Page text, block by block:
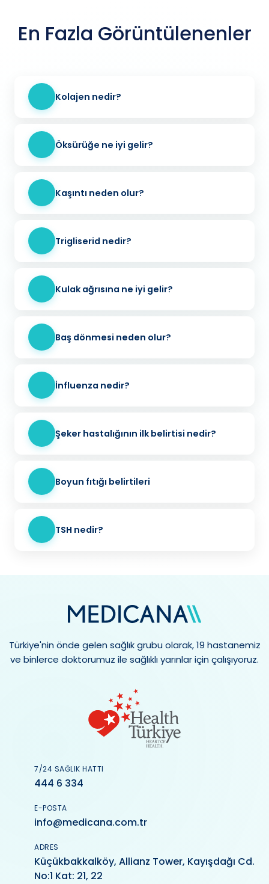
En Fazla Görüntülenenler
Kolajen nedir?
Öksürüğe ne iyi gelir?
Kaşıntı neden olur?
Trigliserid nedir?
Kulak ağrısına ne iyi gelir?
Baş dönmesi neden olur?
İnfluenza nedir?
Şeker hastalığının ilk belirtisi nedir?
Boyun fıtığı belirtileri
TSH nedir?
Türkiye'nin önde gelen sağlık grubu olarak, 19 hastanemiz
ve binlerce doktorumuz ile sağlıklı yarınlar için çalışıyoruz.
7/24 SAĞLIK HATTI
444 6 334
E-POSTA
info@medicana.com.tr
ADRES
Küçükbakkalköy, Allianz Tower, Kayışdağı Cd.
No:1 Kat: 21, 22